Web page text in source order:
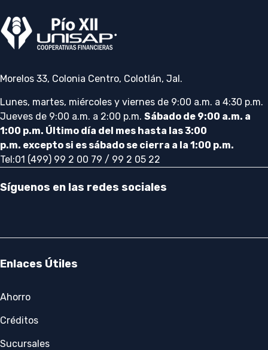
Morelos 33, Colonia Centro, Colotlán, Jal.
Lunes, martes, miércoles y viernes de 9:00 a.m. a 4:30 p.m.
Jueves de 9:00 a.m. a 2:00 p.m. Sábado de 9:00 a.m. a
1:00 p.m. Último día del mes hasta las 3:00
p.m. excepto si es sábado se cierra a la 1:00 p.m.
Tel:01 (499) 99 2 00 79 / 99 2 05 22
Síguenos en las redes sociales
Enlaces Útiles
Ahorro
Créditos
Sucursales